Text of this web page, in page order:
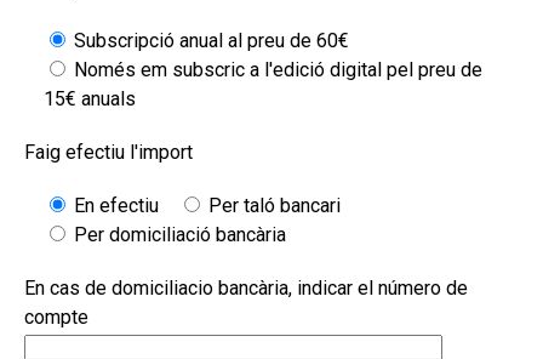
Subscripció anual al preu de 60€
Només em subscric a l'edició digital pel preu de
15€ anuals
Faig efectiu l'import
En efectiu
Per taló bancari
Per domiciliació bancària
En cas de domiciliacio bancària, indicar el número de
compte